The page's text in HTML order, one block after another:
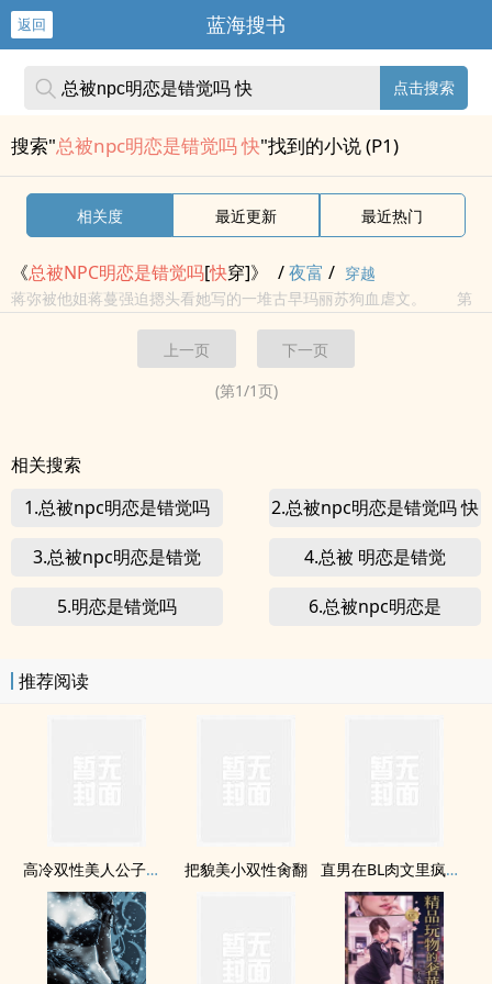
返回 蓝海搜书
点击搜索
搜索"总被npc明恋是错觉吗 快"找到的小说 (P1)
相关度 最近更新 最近热门
《总被NPC明恋是错觉吗[快穿]》 /夜富 / 穿越
蒋弥被他姐蒋蔓强迫摁头看她写的一堆古早玛丽苏狗血虐文。 第
二天醒来，他就穿了，任务是拯救所有书里面和他姐同名同姓的苦情
女主，女配。 蒋弥接受任务，从此走上打脸贱男渣女的道
上一页
下一页
(第1/1页)
相关搜索
1.总被npc明恋是错觉吗
2.总被npc明恋是错觉吗 快
穿
3.总被npc明恋是错觉 4.总被 明恋是错觉
5.明恋是错觉吗 6.总被npc明恋是
推荐阅读
高冷双性美人公子（总受np催眠道具各种play） 把貌美小双性肏翻 直男在BL肉文里疯狂挨肏[总受]